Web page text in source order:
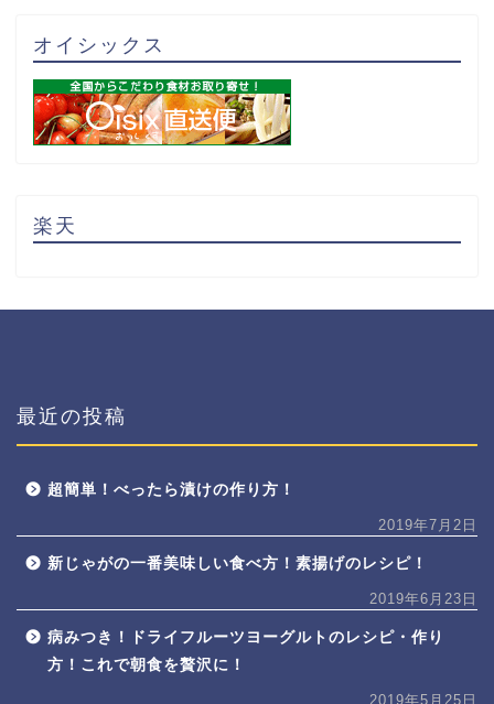
オイシックス
楽天
最近の投稿
超簡単！べったら漬けの作り方！
2019年7月2日
新じゃがの一番美味しい食べ方！素揚げのレシピ！
2019年6月23日
病みつき！ドライフルーツヨーグルトのレシピ・作り
方！これで朝食を贅沢に！
2019年5月25日